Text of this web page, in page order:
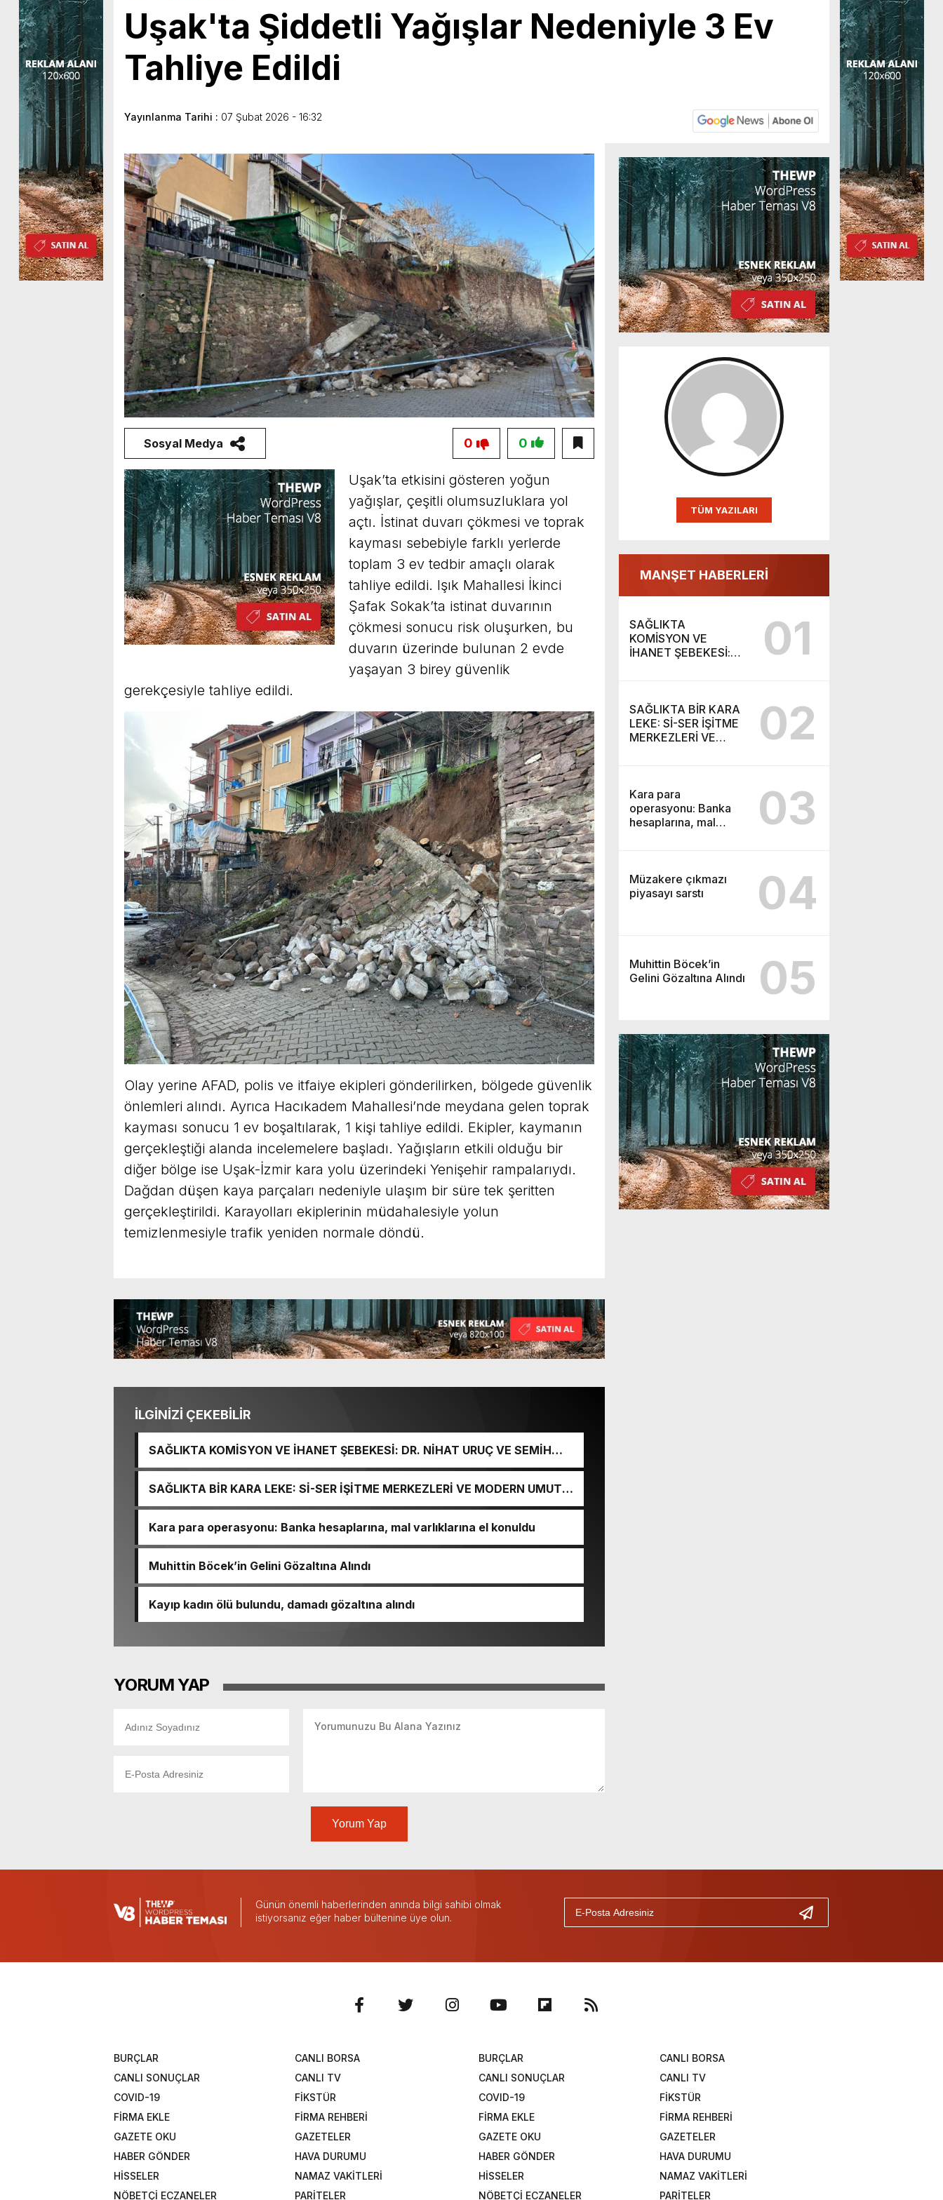
Uşak'ta Şiddetli Yağışlar Nedeniyle 3 Ev
Tahliye Edildi
Yayınlanma Tarihi : 07 Şubat 2026 - 16:32
TÜM YAZILARI
MANŞET HABERLERİ
SAĞLIKTA
KOMİSYON VE
İHANET ŞEBEKESİ:
VURGUNU!
01
SAĞLIKTA BİR KARA
LEKE: Sİ-SER İŞİTME
MERKEZLERİ VE
02
Kara para
operasyonu: Banka
hesaplarına, mal
03
Müzakere çıkmazı
piyasayı sarstı
04
Muhittin Böcek’in
Gelini Gözaltına Alındı
05
Sosyal Medya 0
0
Uşak’ta etkisini gösteren yoğun
yağışlar, çeşitli olumsuzluklara yol
açtı. İstinat duvarı çökmesi ve toprak
kayması sebebiyle farklı yerlerde
toplam 3 ev tedbir amaçlı olarak
tahliye edildi. Işık Mahallesi İkinci
Şafak Sokak’ta istinat duvarının
çökmesi sonucu risk oluşurken, bu
duvarın üzerinde bulunan 2 evde
yaşayan 3 birey güvenlik
gerekçesiyle tahliye edildi.
Olay yerine AFAD, polis ve itfaiye ekipleri gönderilirken, bölgede güvenlik
önlemleri alındı. Ayrıca Hacıkadem Mahallesi’nde meydana gelen toprak
kayması sonucu 1 ev boşaltılarak, 1 kişi tahliye edildi. Ekipler, kaymanın
gerçekleştiği alanda incelemelere başladı. Yağışların etkili olduğu bir
diğer bölge ise Uşak-İzmir kara yolu üzerindeki Yenişehir rampalarıydı.
Dağdan düşen kaya parçaları nedeniyle ulaşım bir süre tek şeritten
gerçekleştirildi. Karayolları ekiplerinin müdahalesiyle yolun
temizlenmesiyle trafik yeniden normale döndü.
İLGİNİZİ ÇEKEBİLİR
SAĞLIKTA KOMİSYON VE İHANET ŞEBEKESİ: DR. NİHAT URUÇ VE SEMİH
SAĞLIKTA BİR KARA LEKE: Sİ-SER İŞİTME MERKEZLERİ VE MODERN UMUT
Kara para operasyonu: Banka hesaplarına, mal varlıklarına el konuldu
Muhittin Böcek’in Gelini Gözaltına Alındı
Kayıp kadın ölü bulundu, damadı gözaltına alındı
YORUM YAP
Yorum Yap
Günün önemli haberlerinden anında bilgi sahibi olmak
istiyorsanız eğer haber bültenine üye olun.
BURÇLAR
CANLI BORSA
CANLI SONUÇLAR
CANLI TV
COVID-19
FİKSTÜR
FİRMA EKLE
FİRMA REHBERİ
GAZETE OKU
GAZETELER
HABER GÖNDER
HAVA DURUMU
HİSSELER
NAMAZ VAKİTLERİ
NÖBETÇİ ECZANELER
PARİTELER
BURÇLAR
CANLI BORSA
CANLI SONUÇLAR
CANLI TV
COVID-19
FİKSTÜR
FİRMA EKLE
FİRMA REHBERİ
GAZETE OKU
GAZETELER
HABER GÖNDER
HAVA DURUMU
HİSSELER
NAMAZ VAKİTLERİ
NÖBETÇİ ECZANELER
PARİTELER